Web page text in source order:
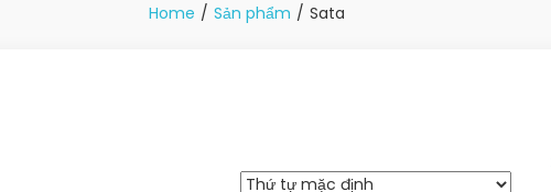
Home Sản phẩm Sata